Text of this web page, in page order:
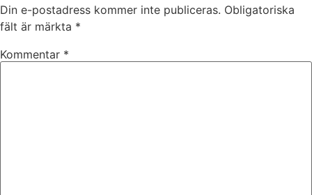
Din e-postadress kommer inte publiceras. Obligatoriska
fält är märkta *
Kommentar *